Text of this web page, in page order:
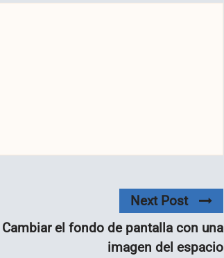
Next Post
Cambiar el fondo de pantalla con una
imagen del espacio